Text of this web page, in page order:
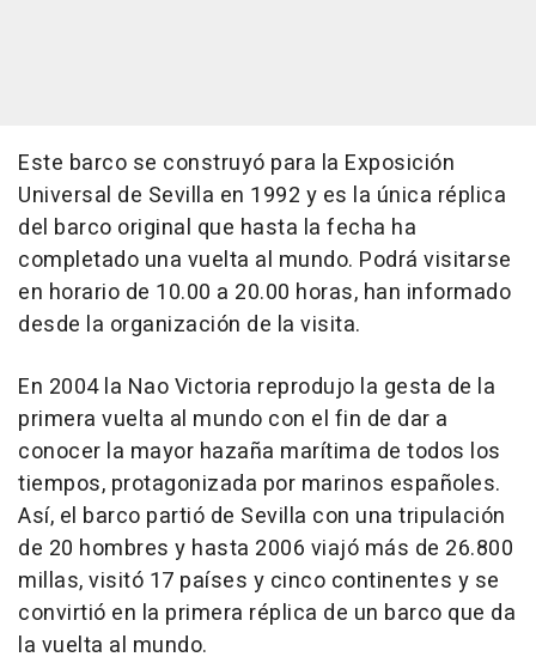
Este barco se construyó para la Exposición
Universal de Sevilla en 1992 y es la única réplica
del barco original que hasta la fecha ha
completado una vuelta al mundo. Podrá visitarse
en horario de 10.00 a 20.00 horas, han informado
desde la organización de la visita.
En 2004 la Nao Victoria reprodujo la gesta de la
primera vuelta al mundo con el fin de dar a
conocer la mayor hazaña marítima de todos los
tiempos, protagonizada por marinos españoles.
Así, el barco partió de Sevilla con una tripulación
de 20 hombres y hasta 2006 viajó más de 26.800
millas, visitó 17 países y cinco continentes y se
convirtió en la primera réplica de un barco que da
la vuelta al mundo.